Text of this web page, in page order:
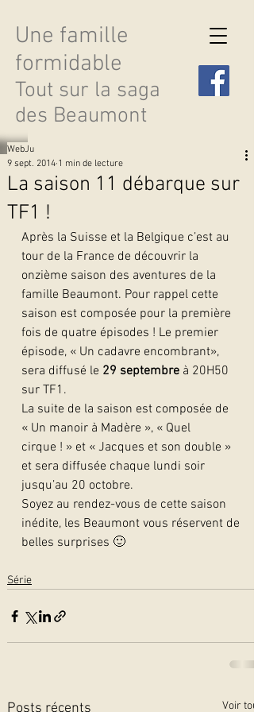
Une famille
formidable
Tout sur la saga
des Beaumont
La saison 11 débarque sur
TF1 !
WebJu
9 sept. 2014 1 min de lecture
Après la Suisse et la Belgique c’est au
tour de la France de découvrir la
onzième saison des aventures de la
famille Beaumont. Pour rappel cette
saison est composée pour la première
fois de quatre épisodes ! Le premier
épisode, « Un cadavre encombrant»,
sera diffusé le 29 septembre à 20H50
sur TF1.
La suite de la saison est composée de
« Un manoir à Madère », « Quel
cirque ! » et « Jacques et son double »
et sera diffusée chaque lundi soir
jusqu’au 20 octobre.
Soyez au rendez-vous de cette saison
inédite, les Beaumont vous réservent de
belles surprises 🙂
Série
Posts récents Voir tout